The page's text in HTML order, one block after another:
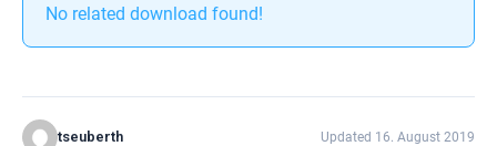
No related download found!
tseuberth Updated 16. August 2019